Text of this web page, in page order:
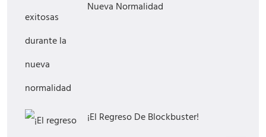
Nueva Normalidad
¡El Regreso De Blockbuster!